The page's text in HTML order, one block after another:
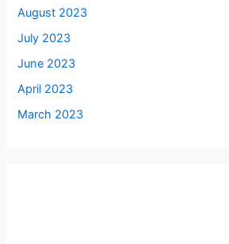
August 2023
July 2023
June 2023
April 2023
March 2023